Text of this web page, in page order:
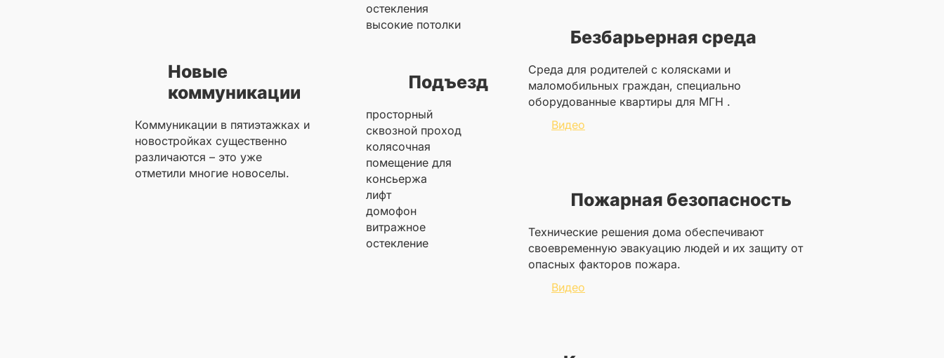
остекления
высокие потолки
Новые
коммуникации
Коммуникации в пятиэтажках и
новостройках существенно
различаются – это уже
отметили многие новоселы.
Подъезд
просторный
сквозной проход
колясочная
помещение для
консьержа
лифт
домофон
витражное
остекление
Безбарьерная среда
Cреда для родителей с колясками и
маломобильных граждан, специально
оборудованные квартиры для МГН .
Видео
Пожарная безопасность
Технические решения дома обеспечивают
своевременную эвакуацию людей и их защиту от
опасных факторов пожара.
Видео